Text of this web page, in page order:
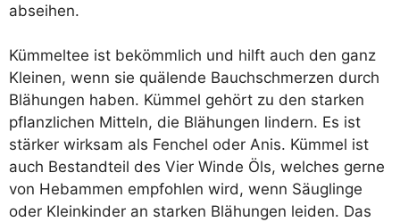
abseihen.
Küm­mel­tee ist bekömm­lich und hilft auch den ganz
Klei­nen, wenn sie quä­len­de Bauch­schmer­zen durch
Blä­hun­gen haben. Küm­mel gehört zu den star­ken
pflanz­li­chen Mit­teln, die Blä­hun­gen lin­dern. Es ist
stär­ker wirk­sam als Fen­chel oder Anis. Küm­mel ist
auch Bestand­teil des Vier Win­de Öls, wel­ches ger­ne
von Heb­am­men emp­foh­len wird, wenn Säug­lin­ge
oder Klein­kin­der an star­ken Blä­hun­gen lei­den. Das